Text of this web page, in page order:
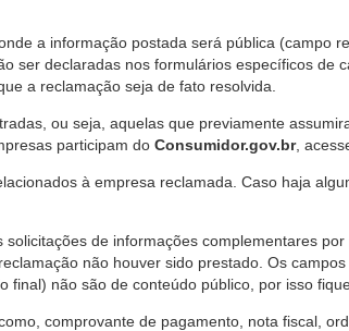
a informação postada será pública (campo
ser declaradas nos formulários específicos de
a reclamação seja de fato resolvida.
ou seja, aquelas que previamente
participam do Consumidor.gov.br,
à empresa reclamada. Caso haja
de informações complementares
não houver sido prestado. Os
não são de conteúdo público, por isso
comprovante de pagamento, nota fiscal,